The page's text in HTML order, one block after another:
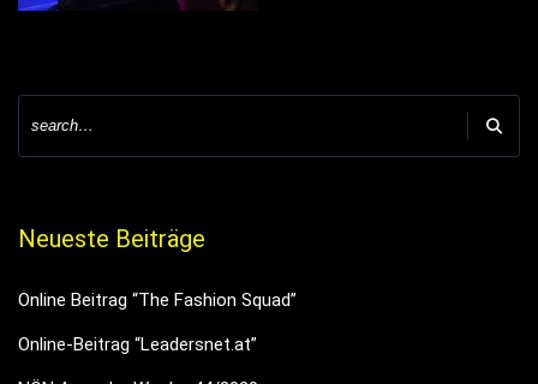
Neueste Beiträge
Online Beitrag “The Fashion Squad”
Online-Beitrag “Leadersnet.at”